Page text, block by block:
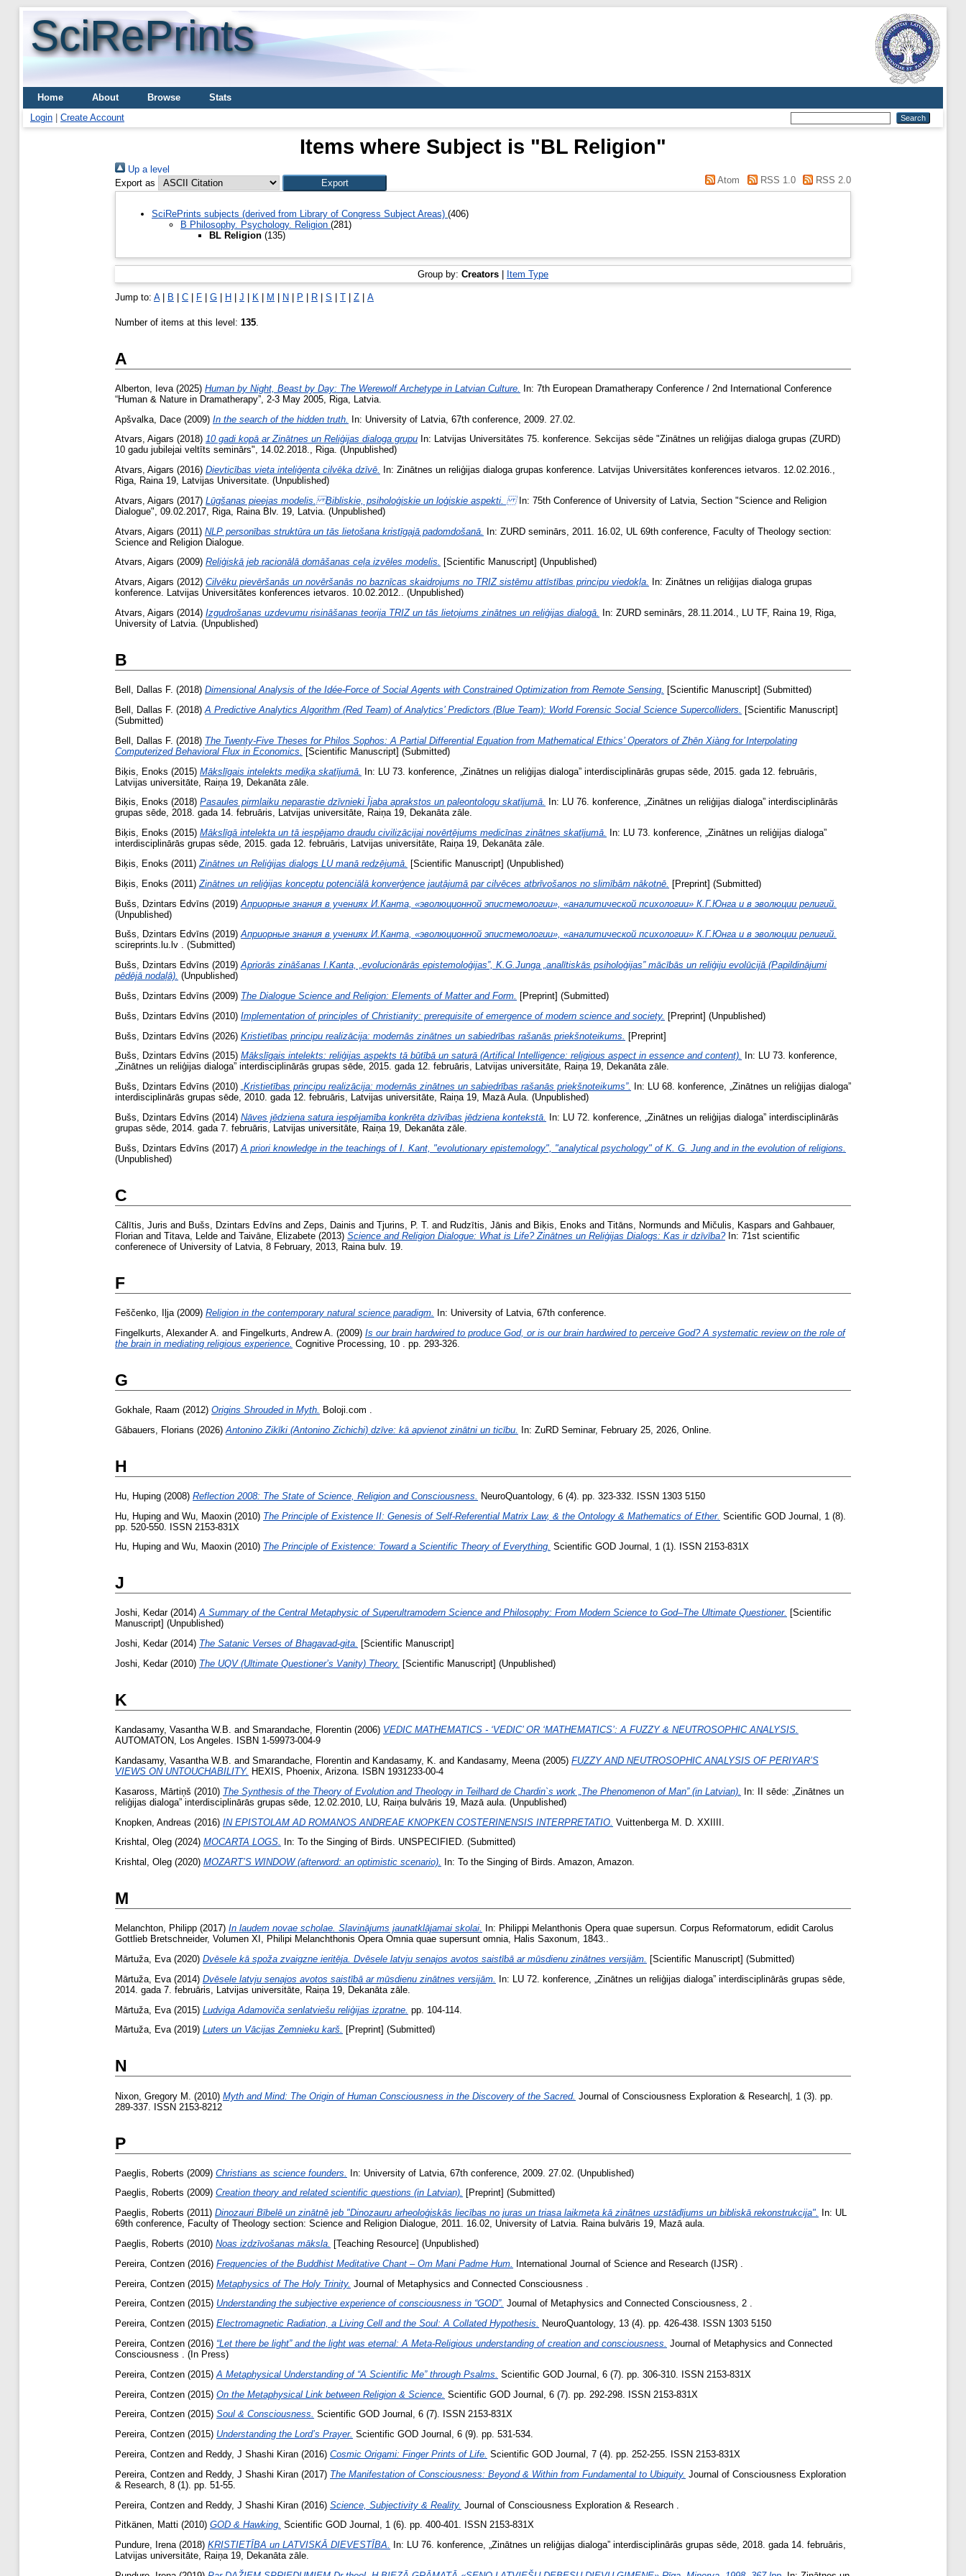
SciRePrints
Home About Browse
Stats
Login
Create Account
Items where Subject is "BL Religion"
Up a level
Export as
Atom RSS 1.0 RSS 2.0
SciRePrints subjects (derived from Library of Congress Subject Areas) (406)
B Philosophy. Psychology. Religion (281)
BL Religion (135)
Group by: Creators | Item Type
Jump to: A| B | C | F | G | H | J | K | M | N | P | R | S | T | Z | А
Number of items at this level: 135
A
Alberton, Ieva (2025) Human by Night, Beast by Day: The Werewolf Archetype in Latvian Culture. In: 7th European Dramatherapy Conference / 2nd International Conference
“Human & Nature in Dramatherapy”, 2-3 May 2005, Riga, Latvia.
Apšvalka, Dace (2009) In the search of the hidden truth. In: University of Latvia, 67th conference, 2009. 27.02.
Atvars, Aigars (2018) 10 gadi kopā ar Zinātnes un Reliģijas dialoga grupu In: Latvijas Universitātes 75. konference. Sekcijas sēde "Zinātnes un reliģijas dialoga grupas (ZURD)
10 gadu jubilejai veltīts seminārs", 14.02.2018., Riga. (Unpublished)
Atvars, Aigars (2016) Dievticības vieta inteliģenta cilvēka dzīvē.
In: Zinātnes un reliģijas dialoga grupas konference. Latvijas Universitātes konferences ietvaros. 12.02.2016.,
Riga, Raina 19, Latvijas Universitate. (Unpublished)
Atvars, Aigars (2017) Lūgšanas pieejas modelis. Bibliskie, psiholoģiskie un loģiskie aspekti.In: 75th Conference of University of Latvia, Section "Science and Religion
Dialogue", 09.02.2017, Riga, Raina Blv. 19, Latvia. (Unpublished)
Atvars, Aigars (2011) NLP personības struktūra un tās lietošana kristīgajā padomdošanā. In: ZURD seminārs, 2011. 16.02, UL 69th conference, Faculty of Theology section:
Science and Religion Dialogue.
Atvars, Aigars (2009) Reliģiskā jeb racionālā domāšanas ceļa izvēles modelis. [Scientific Manuscript] (Unpublished)
Atvars, Aigars (2012) Cilvēku pievēršanās un novēršanās no baznīcas skaidrojums no TRIZ sistēmu attīstības principu viedokļa.
In: Zinātnes un reliģijas dialoga grupas
konference. Latvijas Universitātes konferences ietvaros. 10.02.2012.. (Unpublished)
Atvars, Aigars (2014) Izgudrošanas uzdevumu risināšanas teorija TRIZ un tās lietojums zinātnes un reliģijas dialogā.
In: ZURD seminārs, 28.11.2014., LU TF, Raina 19, Riga,
University of Latvia. (Unpublished)
B
Bell, Dallas F. (2018) Dimensional Analysis of the Idée-Force of Social Agents with Constrained Optimization from Remote Sensing. [Scientific Manuscript] (Submitted)
Bell, Dallas F. (2018) A Predictive Analytics Algorithm (Red Team) of Analytics’ Predictors (Blue Team): World Forensic Social Science Supercolliders.
[Scientific Manuscript]
(Submitted)
Bell, Dallas F. (2018) The Twenty-Five Theses for Philos Sophos: A Partial Differential Equation from Mathematical Ethics’ Operators of Zhēn Xiàng for Interpolating
Computerized Behavioral Flux in Economics.
[Scientific Manuscript] (Submitted)
Biķis, Enoks (2015) Mākslīgais intelekts mediķa skatījumā. In: LU 73. konference, „Zinātnes un reliģijas dialoga” interdisciplinārās grupas sēde, 2015. gada 12. februāris,
Latvijas universitāte, Raiņa 19, Dekanāta zāle.
Biķis, Enoks (2018) Pasaules pirmlaiku neparastie dzīvnieki Ījaba aprakstos un paleontologu skatījumā.
In: LU 76. konference, „Zinātnes un reliģijas dialoga” interdisciplinārās
grupas sēde, 2018. gada 14. februāris, Latvijas universitāte, Raiņa 19, Dekanāta zāle.
Biķis, Enoks (2015) Mākslīgā intelekta un tā iespējamo draudu civilizācijai novērtējums medicīnas zinātnes skatījumā.
In: LU 73. konference, „Zinātnes un reliģijas dialoga”
interdisciplinārās grupas sēde, 2015. gada 12. februāris, Latvijas universitāte, Raiņa 19, Dekanāta zāle.
Biķis, Enoks (2011) Zinātnes un Reliģijas dialogs LU manā redzējumā.
[Scientific Manuscript] (Unpublished)
Biķis, Enoks (2011) Zinātnes un reliģijas konceptu potenciālā konverģence jautājumā par cilvēces atbrīvošanos no slimībām nākotnē.
[Preprint] (Submitted)
Bušs, Dzintars Edvīns (2019) Априорные знания в учениях И.Канта, «эволюционной эпистемологии», «аналитической психологии» К.Г.Юнга и в эволюции религий.
(Unpublished)
Bušs, Dzintars Edvīns (2019)Априорные знания в учениях И.Канта, «эволюционной эпистемологии», «аналитической психологии» К.Г.Юнга и в эволюции религий.
scireprints.lu.lv . (Submitted)
Bušs, Dzintars Edvīns (2019)Apriorās zināšanas I.Kanta, „evolucionārās epistemoloģijas”, K.G.Junga „analītiskās psiholoģijas” mācībās un reliģiju evolūcijā (Papildinājumi
pēdējā nodaļā). (Unpublished)
Bušs, Dzintars Edvīns (2009) The Dialogue Science and Religion: Elements of Matter and Form.
[Preprint] (Submitted)
Bušs, Dzintars Edvīns (2010) Implementation of principles of Christianity: prerequisite of emergence of modern science and society. [Preprint] (Unpublished)
Bušs, Dzintars Edvīns (2026) Kristietības principu realizācija: modernās zinātnes un sabiedrības rašanās priekšnoteikums.
[Preprint]
Bušs, Dzintars Edvīns (2015) Mākslīgais intelekts: reliģijas aspekts tā būtībā un saturā (Artifical Intelligence: religious aspect in essence and content).
In: LU 73. konference,
„Zinātnes un reliģijas dialoga” interdisciplinārās grupas sēde, 2015. gada 12. februāris, Latvijas universitāte, Raiņa 19, Dekanāta zāle.
Bušs, Dzintars Edvīns (2010) „Kristietības principu realizācija: modernās zinātnes un sabiedrības rašanās priekšnoteikums”.
In: LU 68. konference, „Zinātnes un reliģijas dialoga”
interdisciplinārās grupas sēde, 2010. gada 12. februāris, Latvijas universitāte, Raiņa 19, Mazā Aula. (Unpublished)
Bušs, Dzintars Edvīns (2014) Nāves jēdziena satura iespējamība konkrēta dzīvības jēdziena kontekstā.
In: LU 72. konference, „Zinātnes un reliģijas dialoga” interdisciplinārās
grupas sēde, 2014. gada 7. februāris, Latvijas universitāte, Raiņa 19, Dekanāta zāle.
Bušs, Dzintars Edvīns (2017) A priori knowledge in the teachings of I. Kant, "evolutionary epistemology", "analytical psychology" of K. G. Jung and in the evolution of religions.
(Unpublished)
C
Cālītis, Juris and Bušs, Dzintars Edvīns and Zeps, Dainis and Tjurins, P. T. and Rudzītis, Jānis and Biķis, Enoks and Titāns, Normunds and Mičulis, Kaspars and Gahbauer,
Florian and Titava, Lelde and Taivāne, Elizabete (2013) Science and Religion Dialogue: What is Life? Zinātnes un Reliģijas Dialogs: Kas ir dzīvība?In: 71st scientific
conferenece of University of Latvia, 8 February, 2013, Raina bulv. 19.
F
Feščenko, Iļja (2009) Religion in the contemporary natural science paradigm.
In: University of Latvia, 67th conference.
Fingelkurts, Alexander A. and Fingelkurts, Andrew A. (2009) Is our brain hardwired to produce God, or is our brain hardwired to perceive God? A systematic review on the role of
the brain in mediating religious experience. Cognitive Processing, 10 . pp. 293-326.
G
Gokhale, Raam (2012) Origins Shrouded in Myth.
Boloji.com .
Gābauers, Florians (2026) Antonino Zikīki (Antonino Zichichi) dzīve: kā apvienot zinātni un ticību. In: ZuRD Seminar, February 25, 2026, Online.
H
Hu, Huping (2008) Reflection 2008: The State of Science, Religion and Consciousness.
NeuroQuantology, 6 (4). pp. 323-332. ISSN 1303 5150
Hu, Huping and Wu, Maoxin (2010) The Principle of Existence II: Genesis of Self-Referential Matrix Law, & the Ontology & Mathematics of Ether. Scientific GOD Journal, 1 (8).
pp. 520-550. ISSN 2153-831X
Hu, Huping and Wu, Maoxin (2010) The Principle of Existence: Toward a Scientific Theory of Everything. Scientific GOD Journal, 1 (1). ISSN 2153-831X
J
Joshi, Kedar(2014)A Summary of the Central Metaphysic of Superultramodern Science and Philosophy: From Modern Science to God–The Ultimate Questioner. [Scientific
Manuscript] (Unpublished)
Joshi, Kedar(2014) The Satanic Verses of Bhagavad-gita. [Scientific Manuscript]
Joshi, Kedar(2010) The UQV (Ultimate Questioner’s Vanity) Theory. [Scientific Manuscript] (Unpublished)
K
Kandasamy, Vasantha W.B. and Smarandache, Florentin (2006) VEDIC MATHEMATICS - ‘VEDIC’ OR ‘MATHEMATICS’: A FUZZY & NEUTROSOPHIC ANALYSIS.
AUTOMATON, Los Angeles. ISBN 1-59973-004-9
Kandasamy, Vasantha W.B. and Smarandache, Florentin and Kandasamy, K. and Kandasamy, Meena (2005) FUZZY AND NEUTROSOPHIC ANALYSIS OF PERIYAR’S
VIEWS ON UNTOUCHABILITY. HEXIS, Phoenix, Arizona. ISBN 1931233-00-4
Kasaross, Mārtiņš (2010) The Synthesis of the Theory of Evolution and Theology in Teilhard de Chardin`s work „The Phenomenon of Man” (in Latvian).
In: II sēde: „Zinātnes un
reliģijas dialoga” interdisciplinārās grupas sēde, 12.02.2010, LU, Raiņa bulvāris 19, Mazā aula. (Unpublished)
Knopken, Andreas (2016) IN EPISTOLAM AD ROMANOS ANDREAE KNOPKEN COSTERINENSIS INTERPRETATIO. Vuittenberga M. D. XXIIII.
Krishtal, Oleg (2024) MOCARTA LOGS.
In: To the Singing of Birds. UNSPECIFIED. (Submitted)
Krishtal, Oleg (2020) MOZART’S WINDOW (afterword: an optimistic scenario). In: To the Singing of Birds. Amazon, Amazon.
M
Melanchton, Philipp (2017) In laudem novae scholae. Slavinājums jaunatklājamai skolai.
In: Philippi Melanthonis Opera quae supersun. Corpus Reformatorum, edidit Carolus
Gottlieb Bretschneider, Volumen XI, Philipi Melanchthonis Opera Omnia quae supersunt omnia, Halis Saxonum, 1843..
Mārtuža, Eva(2020) Dvēsele kā spoža zvaigzne ieritēja. Dvēsele latvju senajos avotos saistībā ar mūsdienu zinātnes versijām. [Scientific Manuscript] (Submitted)
Mārtuža, Eva (2014) Dvēsele latvju senajos avotos saistībā ar mūsdienu zinātnes versijām.
In: LU 72. konference, „Zinātnes un reliģijas dialoga” interdisciplinārās grupas sēde,
2014. gada 7. februāris, Latvijas universitāte, Raiņa 19, Dekanāta zāle.
Mārtuža, Eva (2015) Ludviga Adamoviča senlatviešu reliģijas izpratne. pp. 104-114.
Mārtuža, Eva(2019) Luters un Vācijas Zemnieku karš. [Preprint] (Submitted)
N
Nixon, Gregory M. (2010) Myth and Mind: The Origin of Human Consciousness in the Discovery of the Sacred. Journal of Consciousness Exploration & Research|, 1 (3). pp.
289-337. ISSN 2153-8212
P
Paeglis, Roberts (2009) Christians as science founders.
In: University of Latvia, 67th conference, 2009. 27.02. (Unpublished)
Paeglis, Roberts (2009) Creation theory and related scientific questions (in Latvian). [Preprint] (Submitted)
Paeglis, Roberts (2011) Dinozauri Bībelē un zinātnē jeb "Dinozauru arheoloģiskās liecības no juras un triasa laikmeta kā zinātnes uzstādījums un bibliskā rekonstrukcija".
In: UL
69th conference, Faculty of Theology section: Science and Religion Dialogue, 2011. 16.02, University of Latvia. Raina bulvāris 19, Mazā aula.
Paeglis, Roberts (2010) Noas izdzīvošanas māksla. [Teaching Resource] (Unpublished)
Pereira, Contzen (2016) Frequencies of the Buddhist Meditative Chant – Om Mani Padme Hum.
International Journal of Science and Research (IJSR) .
Pereira, Contzen (2015) Metaphysics of The Holy Trinity. Journal of Metaphysics and Connected Consciousness .
Pereira, Contzen (2015) Understanding the subjective experience of consciousness in “GOD”. Journal of Metaphysics and Connected Consciousness, 2 .
Pereira, Contzen (2015) Electromagnetic Radiation, a Living Cell and the Soul: A Collated Hypothesis. NeuroQuantology, 13 (4). pp. 426-438. ISSN 1303 5150
Pereira, Contzen (2016) “Let there be light” and the light was eternal: A Meta-Religious understanding of creation and consciousness. Journal of Metaphysics and Connected
Consciousness . (In Press)
Pereira, Contzen (2015) A Metaphysical Understanding of “A Scientific Me” through Psalms. Scientific GOD Journal, 6 (7). pp. 306-310. ISSN 2153-831X
Pereira, Contzen (2015) On the Metaphysical Link between Religion & Science. Scientific GOD Journal, 6 (7). pp. 292-298. ISSN 2153-831X
Pereira, Contzen (2015) Soul & Consciousness. Scientific GOD Journal, 6 (7). ISSN 2153-831X
Pereira, Contzen (2015) Understanding the Lord’s Prayer. Scientific GOD Journal, 6 (9). pp. 531-534.
Pereira, Contzen and Reddy, J Shashi Kiran (2016) Cosmic Origami: Finger Prints of Life. Scientific GOD Journal, 7 (4). pp. 252-255. ISSN 2153-831X
Pereira, Contzen and Reddy, J Shashi Kiran (2017) The Manifestation of Consciousness: Beyond & Within from Fundamental to Ubiquity. Journal of Consciousness Exploration
& Research, 8 (1). pp. 51-55.
Pereira, Contzen and Reddy, J Shashi Kiran (2016) Science, Subjectivity & Reality. Journal of Consciousness Exploration & Research .
Pitkänen, Matti (2010) GOD & Hawking. Scientific GOD Journal, 1 (6). pp. 400-401. ISSN 2153-831X
Pundure, Irena(2018) KRISTIETĪBA un LATVISKĀ DIEVESTĪBA.
In: LU 76. konference, „Zinātnes un reliģijas dialoga” interdisciplinārās grupas sēde, 2018. gada 14. februāris,
Latvijas universitāte, Raiņa 19, Dekanāta zāle.